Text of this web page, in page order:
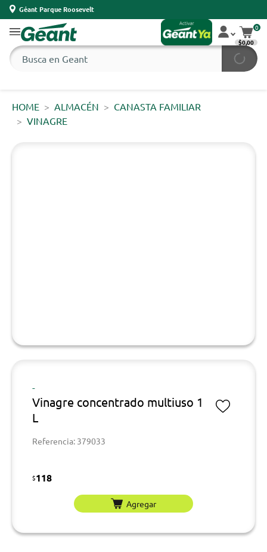
Géant Parque Roosevelt
0
$0,00
HOME ALMACÉN
CANASTA FAMILIAR
VINAGRE
-
Vinagre concentrado multiuso 1
L
Referencia: 379033
$118
Agregar